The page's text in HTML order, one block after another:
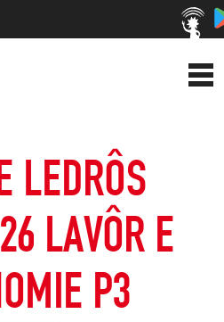
LEDRÔS
LAVÔR E
P3